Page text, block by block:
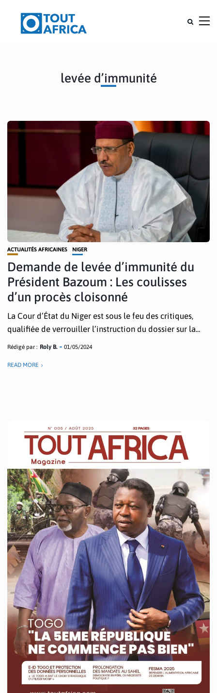
levée d’immunité
ACTUALITÉS AFRICAINES NIGER
Demande de levée d’immunité du
Président Bazoum : Les coulisses
d’un procès cloisonné
La Cour d’État du Niger est sous le feu des critiques,
qualifiée de verrouiller l’instruction du dossier sur la...
Rédigé par : Roly B. 01/05/2024
READ MORE